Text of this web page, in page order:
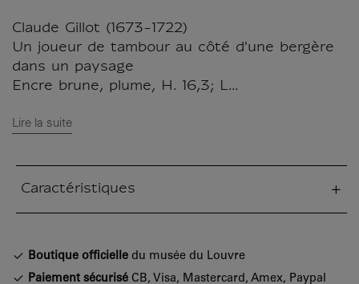
Claude Gillot (1673-1722)
Un joueur de tambour au côté d'une bergère
dans un paysage
Encre brune, plume, H. 16,3; L...
Lire la suite
Caractéristiques
Boutique officielle du musée du Louvre
Paiement sécurisé CB, Visa, Mastercard, Amex, Paypal